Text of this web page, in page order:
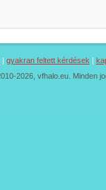
| gyakran feltett kérdések |
2026, vfhalo.eu. Minden